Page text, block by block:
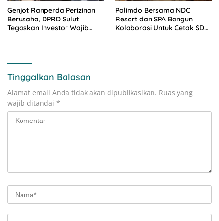
Genjot Ranperda Perizinan
Berusaha, DPRD Sulut
Tegaskan Investor Wajib
Polimdo Bersama NDC
Resort dan SPA Bangun
Kolaborasi Untuk Cetak SDM
Tinggalkan Balasan
Alamat email Anda tidak akan dipublikasikan. Ruas yang
wajib ditandai *